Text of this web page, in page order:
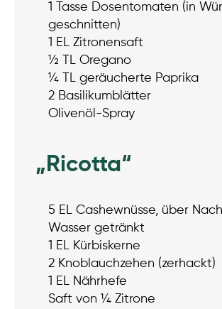
1 Tasse Dosentomaten (in
geschnitten)
1 EL Zitronensaft
½ TL Oregano
¼ TL geräucherte Paprika
2 Basilikumblätter
Olivenöl-Spray
„Ricotta“
5 EL Cashewnüsse, über
Wasser getränkt
1 EL Kürbiskerne
2 Knoblauchzehen (zerhackt)
1 EL Nährhefe
Saft von ¼ Zitrone